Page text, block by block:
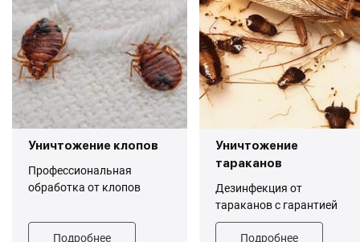
Уничтожение клопов
Профессиональная
обработка от клопов
Подробнее
Уничтожение
тараканов
Дезинфекция от
тараканов с гарантией
Подробнее